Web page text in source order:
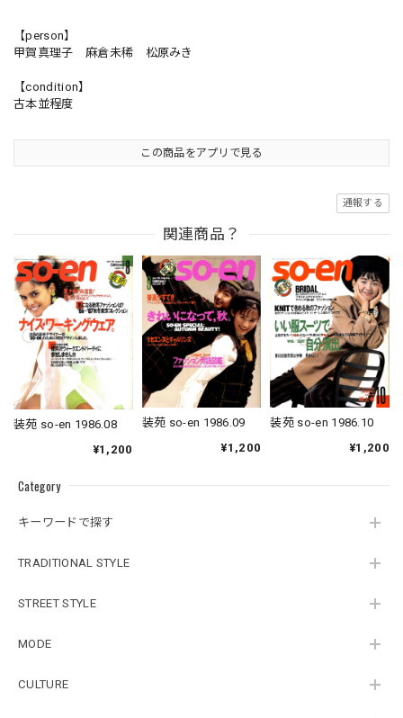
Category
キーワードで探す
TRADITIONAL STYLE
STREET STYLE
MODE
CULTURE
【person】
甲賀真理子 麻倉未稀 松原みき
【condition】
古本並程度
この商品をアプリで見る
通報する
関連商品？
装苑 so-en 1986.08
¥1,200
装苑 so-en 1986.09
¥1,200
装苑 so-en 1986.10
¥1,200